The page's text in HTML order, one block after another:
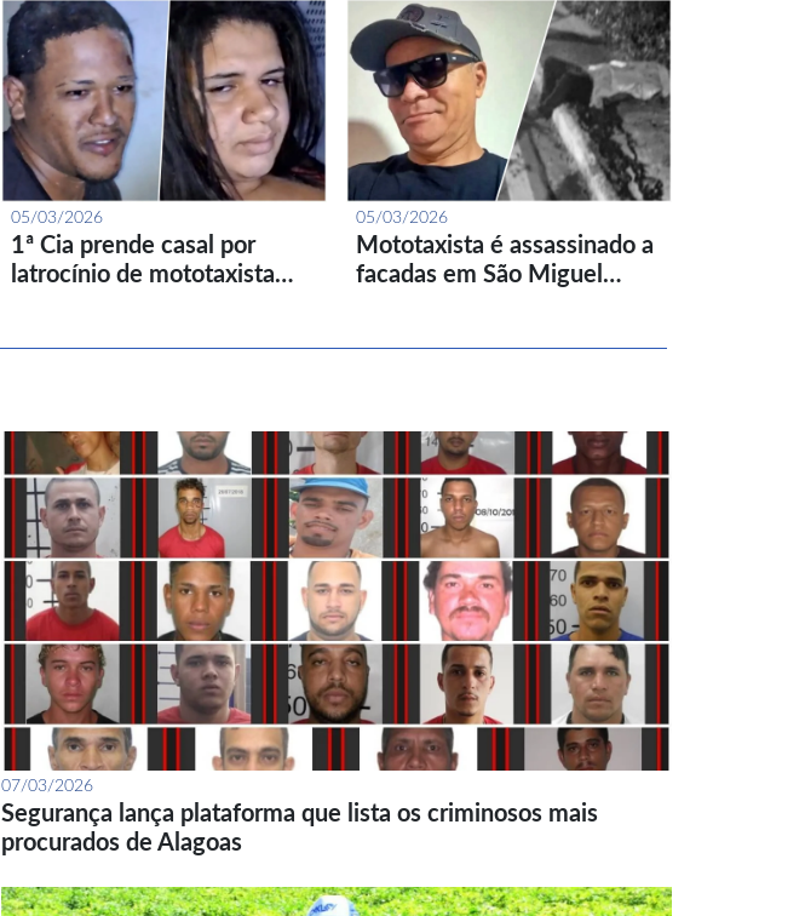
05/03/2026
1ª Cia prende casal por
latrocínio de mototaxista…
05/03/2026
Mototaxista é assassinado a
facadas em São Miguel…
07/03/2026
Segurança lança plataforma que lista os criminosos mais
procurados de Alagoas